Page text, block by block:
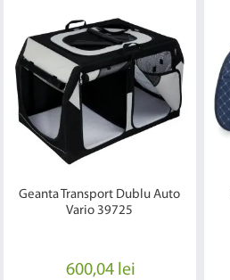
Geanta Transport Dublu Auto
Vario 39725
600,04 lei